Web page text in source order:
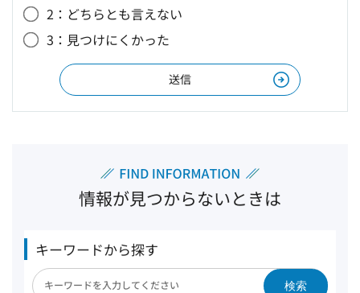
2：どちらとも言えない
3：見つけにくかった
情報が見つからないときは
キーワードから探す
検索